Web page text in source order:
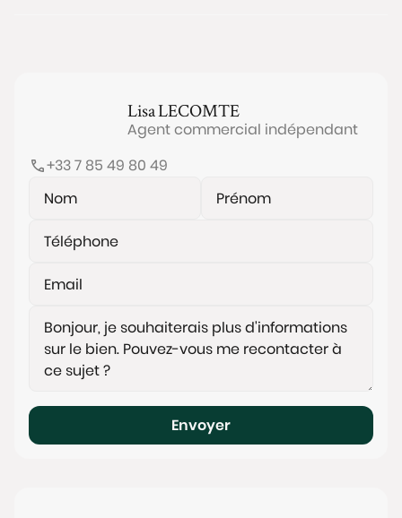
LisaLECOMTE
Agent commercial indépendant
+33 7 85 49 80 49
Envoyer